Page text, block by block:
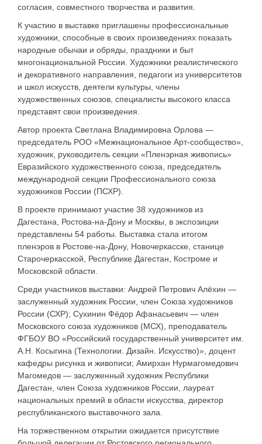
согласия, совместного творчества и развития.
К участию в выставке приглашены профессиональные
художники, способные в своих произведениях показать
народные обычаи и обряды, праздники и быт
многонациональной России. Художники реалистического
и декоративного направления, педагоги из университетов
и школ искусств, деятели культуры, члены
художественных союзов, специалисты высокого класса
представят свои произведения.
Автор проекта Светлана Владимировна Орлова —
председатель РОО «Межнациональное Арт-сообщество»,
художник, руководитель секции «Пленэрная живопись»
Евразийского художественного союза, председатель
международной секции Профессионального союза
художников России (ПСХР).
В проекте принимают участие 38 художников из
Дагестана, Ростова-на-Дону и Москвы, в экспозиции
представлены 54 работы. Выставка стала итогом
пленэров в Ростове-на-Дону, Новочеркасске, станице
Старочеркасской, Республике Дагестан, Костроме и
Московской области.
Среди участников выставки: Андрей Петрович Алёхин —
заслуженный художник России, член Союза художников
России (СХР); Сухинин Фёдор Афанасьевич — член
Московского союза художников (МСХ), преподаватель
ФГБОУ ВО «Российский государственный университет им.
А.Н. Косыгина (Технологии. Дизайн. Искусство)», доцент
кафедры рисунка и живописи; Амирхан Нурмагомедович
Магомедов — заслуженный художник Республики
Дагестан, член Союза художников России, лауреат
национальных премий в области искусства, директор
республиканского выставочного зала.
На торжественном открытии ожидается присутствие